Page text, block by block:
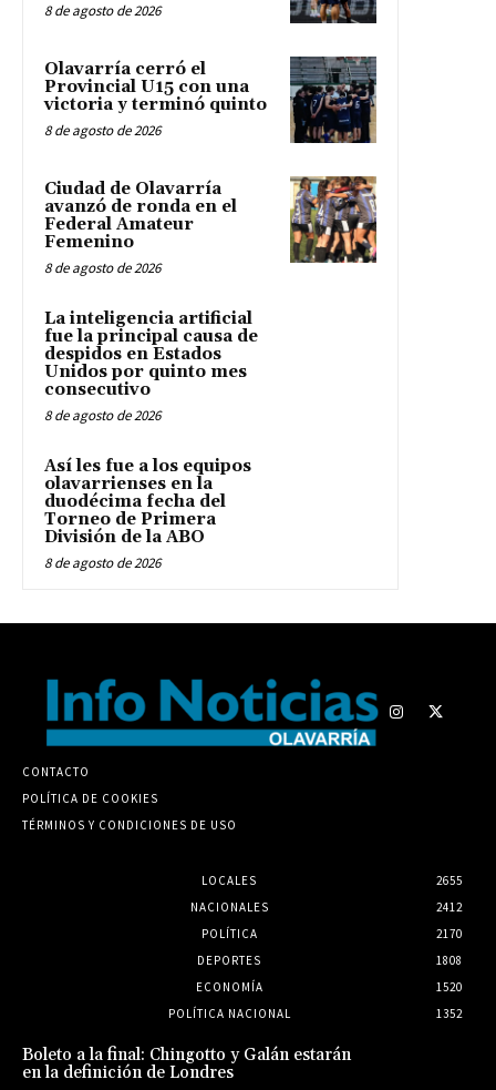
8 de agosto de 2026
Olavarría cerró el
Provincial U15 con una
victoria y terminó quinto
8 de agosto de 2026
Ciudad de Olavarría
avanzó de ronda en el
Federal Amateur
Femenino
8 de agosto de 2026
La inteligencia artificial
fue la principal causa de
despidos en Estados
Unidos por quinto mes
consecutivo
8 de agosto de 2026
Así les fue a los equipos
olavarrienses en la
duodécima fecha del
Torneo de Primera
División de la ABO
8 de agosto de 2026
CONTACTO
POLÍTICA DE COOKIES
TÉRMINOS Y CONDICIONES DE USO
LOCALES
2655
NACIONALES
2412
POLÍTICA
2170
DEPORTES
1808
ECONOMÍA
1520
POLÍTICA NACIONAL
1352
Boleto a la final: Chingotto y Galán estarán
en la definición de Londres